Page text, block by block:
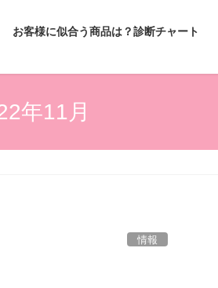
お客様に似合う商品は？診断チャート
年11月
情報